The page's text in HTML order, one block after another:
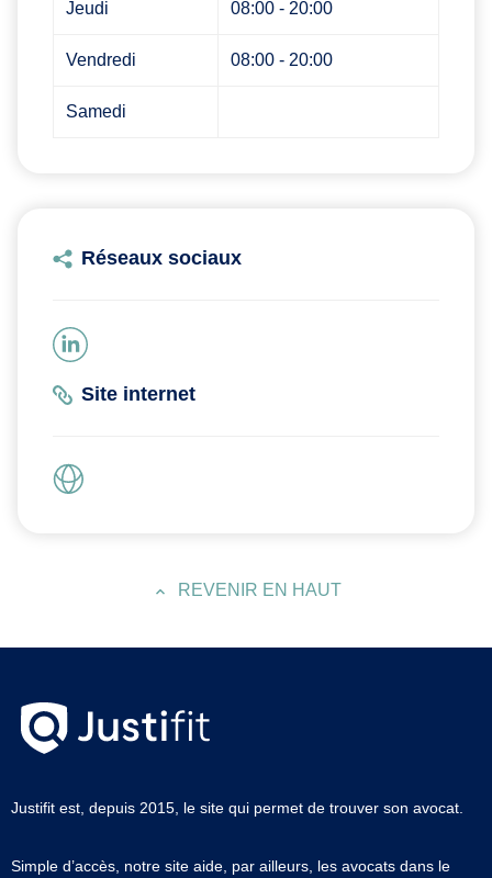
Jeudi 08:00 - 20:00
Vendredi 08:00 - 20:00
Samedi
Réseaux sociaux
Site internet
REVENIR EN HAUT
Justifit est, depuis 2015, le site qui permet de trouver son avocat.
Simple d’accès, notre site aide, par ailleurs, les avocats dans le